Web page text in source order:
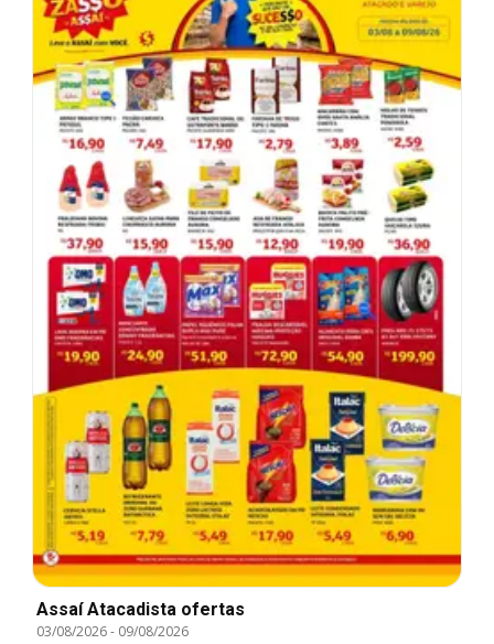
Assaí Atacadista ofertas
03/08/2026- 09/08/2026